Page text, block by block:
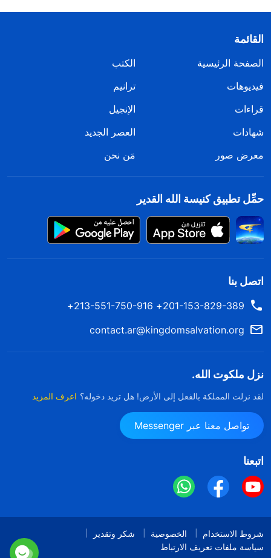
القائمة
الصفحة الرئيسية
الكتب
فيديوهات
ترانيم
قراءات
الإنجيل
شهادات
العصر الجديد
معرض صور
مَن نحن
حمِّل تطبيق كنيسة الله القدير
اتصل بنا
201-153-829-389+ 213-551-750-916+
contact.ar@kingdomsalvation.org
نزل ملكوت الله.
لقد نزلت المملكة بالفعل إلى الأرض! هل تريد دخوله؟ اعرف المزيد
تواصل معنا عبر Messenger
اتبعنا
شروط الاستخدام الخصوصية
شكر وتقدير
سياسة ملفات تعريف الارتباط